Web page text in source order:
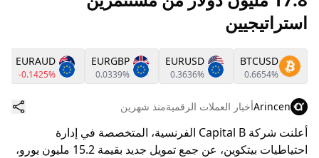
استراتيجيين
BTCUSD
0.6654%
EURUSD
0.3636%
EURGBP
0.0339%
EURAUD
-0.1425%
Arincenأخبار العملات الرقميةمنذ شهرين
أعلنت شركة Capital B الفرنسية، المتخصصة في إدارة
احتياطيات بيتكوين، عن جمع تمويل جديد بقيمة 15.2 مليون يورو،